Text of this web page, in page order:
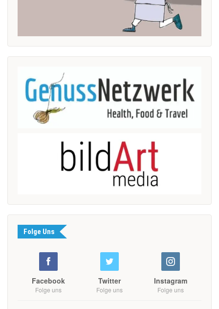
Folge Uns
Facebook
Folge uns
Twitter
Folge uns
Instagram
Folge uns